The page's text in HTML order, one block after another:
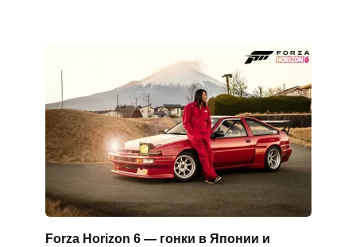
Forza Horizon 6 — гонки в Японии и